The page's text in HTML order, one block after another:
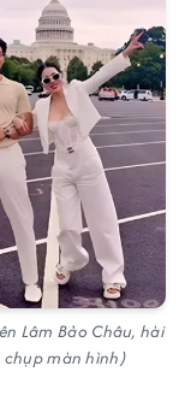
Lâm Bảo Châu, hài
màn hình)